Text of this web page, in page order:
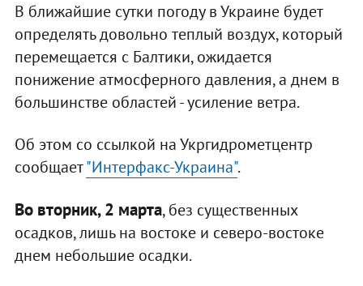
В ближайшие сутки погоду в Украине будет
определять довольно теплый воздух, который
перемещается с Балтики, ожидается
понижение атмосферного давления, а днем в
большинстве областей - усиление ветра.
Об этом со ссылкой на Укргидрометцентр
сообщает"Интерфакс-Украина".
Во вторник, 2 марта, без существенных
осадков, лишь на востоке и северо-востоке
днем небольшие осадки.